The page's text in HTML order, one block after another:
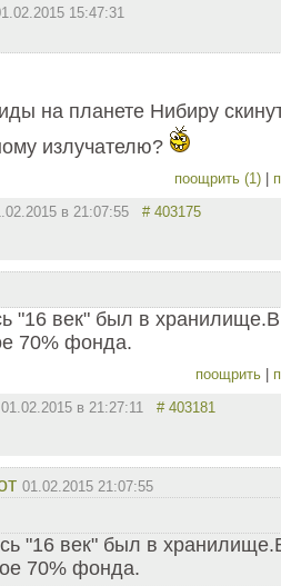
15:47:31
на планете Нибиру
излучателю?
поощрить (1) |
в 21:07:55 # 403175
"16 век" был в хранилище.В
70% фонда.
поощрить |
01.02.2015 в 21:27:11 # 403181
01.02.2015 21:07:55
"16 век" был в
70% фонда.